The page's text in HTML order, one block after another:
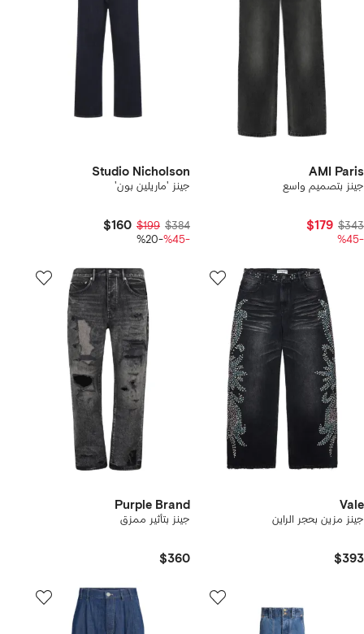
AMI Paris
جينز بتصميم واسع
$343
$179
-%45
Studio Nicholson
جينز 'ماريلين بون'
$384
$199
$160
-%45
-%20
Vale
جينز مزين بحجر الراين
$393
Purple Brand
جينز بتأثير ممزق
$360